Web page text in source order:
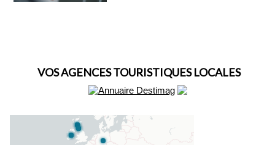
VOS AGENCES TOURISTIQUES LOCALES